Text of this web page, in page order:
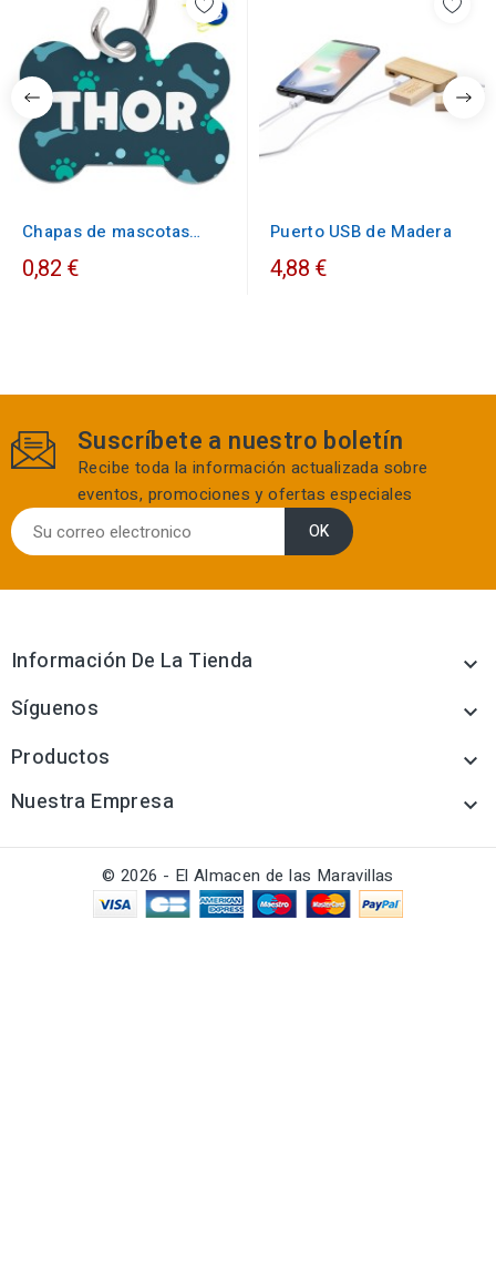
Chapas de mascotas
para sublimar
0,82 €
Puerto USB de Madera
4,88 €
Suscríbete a nuestro boletín
Recibe toda la información actualizada sobre
eventos, promociones y ofertas especiales
Información De La Tienda 
Síguenos 
Productos 
Nuestra Empresa 
© 2026 - El Almacen de las Maravillas